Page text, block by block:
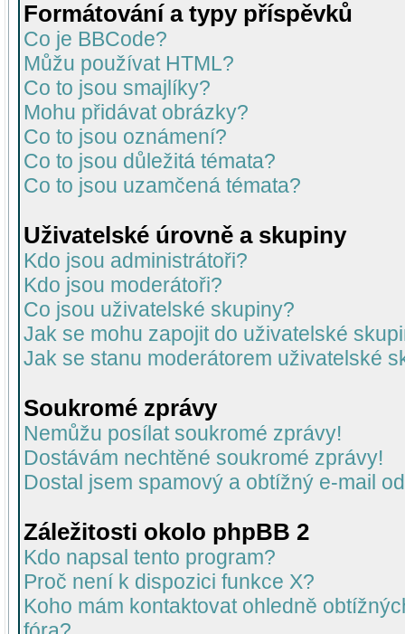
Formátování a typy příspěvků
Co je BBCode?
Můžu používat HTML?
Co to jsou smajlíky?
Mohu přidávat obrázky?
Co to jsou oznámení?
Co to jsou důležitá témata?
Co to jsou uzamčená témata?
Uživatelské úrovně a skupiny
Kdo jsou administrátoři?
Kdo jsou moderátoři?
Co jsou uživatelské skupiny?
Jak se mohu zapojit do uživatelské
Jak se stanu moderátorem uživatelské
Soukromé zprávy
Nemůžu posílat soukromé zprávy!
Dostávám nechtěné soukromé zprávy!
Dostal jsem spamový a obtížný e-mail
Záležitosti okolo phpBB 2
Kdo napsal tento program?
Proč není k dispozici funkce X?
Koho mám kontaktovat ohledně